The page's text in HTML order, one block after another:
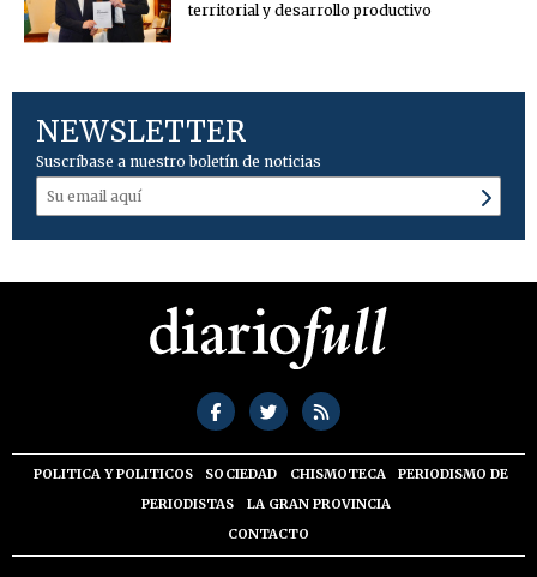
territorial y desarrollo productivo
NEWSLETTER
Suscríbase a nuestro boletín de noticias
POLITICA Y POLITICOS SOCIEDAD CHISMOTECA
PERIODISMO DE
PERIODISTAS
LA GRAN PROVINCIA
CONTACTO